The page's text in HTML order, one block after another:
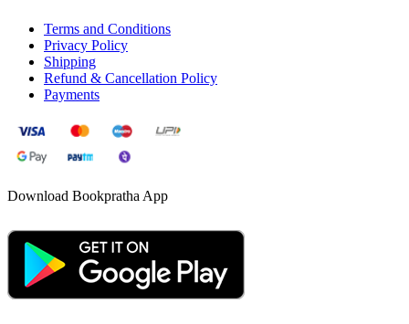
Terms and Conditions
Privacy Policy
Shipping
Refund & Cancellation Policy
Payments
Download Bookpratha App